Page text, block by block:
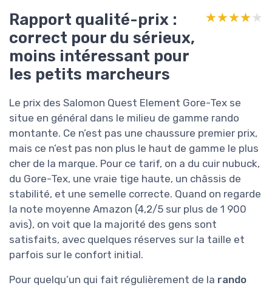
Rapport qualité-prix :
correct pour du sérieux,
moins intéressant pour
les petits marcheurs
★★★★★
★★★★★
Le prix des Salomon Quest Element Gore-Tex se
situe en général dans le milieu de gamme rando
montante. Ce n’est pas une chaussure premier prix,
mais ce n’est pas non plus le haut de gamme le plus
cher de la marque. Pour ce tarif, on a du cuir nubuck,
du Gore-Tex, une vraie tige haute, un châssis de
stabilité, et une semelle correcte. Quand on regarde
la note moyenne Amazon (4,2/5 sur plus de 1 900
avis), on voit que la majorité des gens sont
satisfaits, avec quelques réserves sur la taille et
parfois sur le confort initial.
Pour quelqu’un qui fait régulièrement de la rando